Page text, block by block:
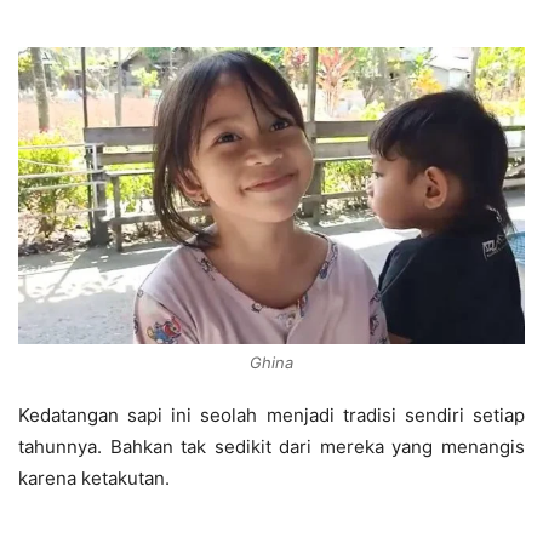
Ghina
Kedatangan sapi ini seolah menjadi tradisi sendiri setiap
tahunnya. Bahkan tak sedikit dari mereka yang menangis
karena ketakutan.